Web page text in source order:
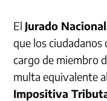
El Jurado
que los ciudadanos
cargo de miembro
multa equivalente
Impositiva